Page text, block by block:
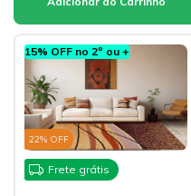
15% OFF no 2º ou +
22% OFF
Frete grátis